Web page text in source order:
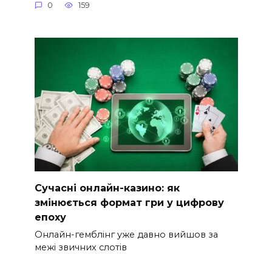
0 159
Сучасні онлайн-казино: як
змінюється формат гри у цифрову
епоху
Онлайн-гемблінг уже давно вийшов за
межі звичних слотів